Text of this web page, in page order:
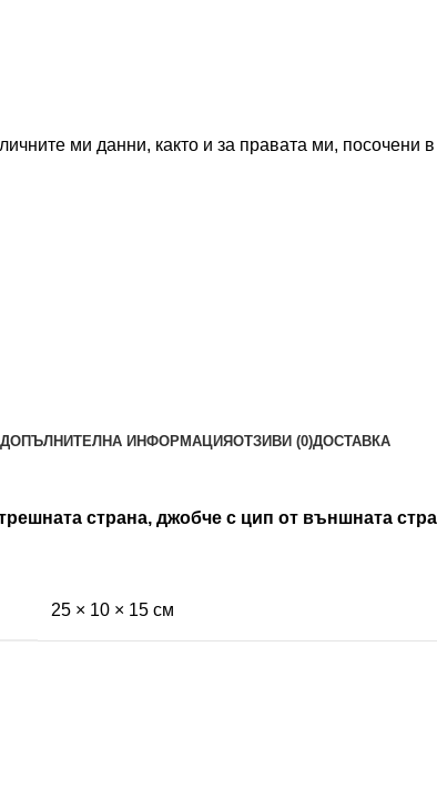
ми данни, както и за правата ми, посочени в
ДОПЪЛНИТЕЛНА ИНФОРМАЦИЯОТЗИВИ (0)ДОСТАВКА
страна, джобче с цип от външната
25 × 10 × 15 см